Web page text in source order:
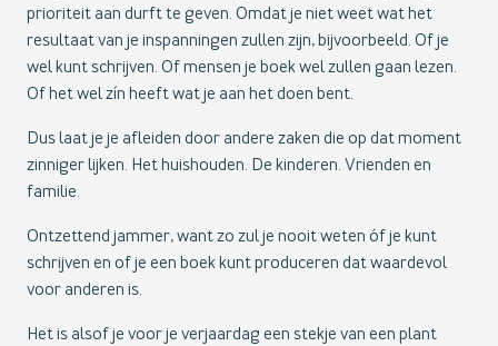
prioriteit aan durft te geven. Omdat je niet weet wat het
resultaat van je inspanningen zullen zijn, bijvoorbeeld. Of je
wel kunt schrijven. Of mensen je boek wel zullen gaan lezen.
Of het wel zín heeft wat je aan het doen bent.
Dus laat je je afleiden door andere zaken die op dat moment
zinniger lijken. Het huishouden. De kinderen. Vrienden en
familie.
Ontzettend jammer, want zo zul je nooit weten óf je kunt
schrijven en of je een boek kunt produceren dat waardevol
voor anderen is.
Het is alsof je voor je verjaardag een stekje van een plant